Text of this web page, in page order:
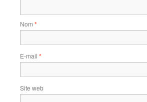
Nom *
E-mail *
Site web